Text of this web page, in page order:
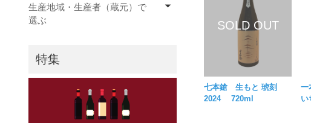
七本鎗 生もと 琥刻
2024 720ml
一
い
生産地域・生産者（蔵元）で
選ぶ
特集